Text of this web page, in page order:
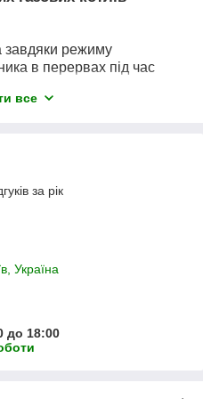
твердому паливі.
в будь-який час
підкажуть, який саме
вибрати
завдяки режиму
в перервах під час
містить газовий
та теплообмінник із
все
за рік
Україна
до 18:00